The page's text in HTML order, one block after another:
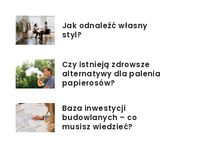
Jak odnaleźć własny
styl?
Czy istnieją zdrowsze
alternatywy dla palenia
papierosów?
Baza inwestycji
budowlanych – co
musisz wiedzieć?